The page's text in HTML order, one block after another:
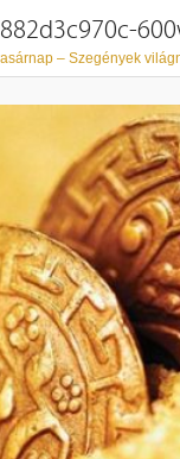
– Szegények